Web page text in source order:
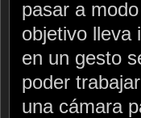
pasar a
objetivo lleva
en un gesto
poder
una cámara